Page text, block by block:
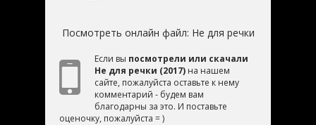
Посмотреть онлайн файл: Не для речки
Если вы посмотрели или скачали
Не для речки (2017) на нашем
сайте, пожалуйста оставьте к нему
комментарий - будем вам
благодарны за это. И поставьте
оценочку, пожалуйста = )